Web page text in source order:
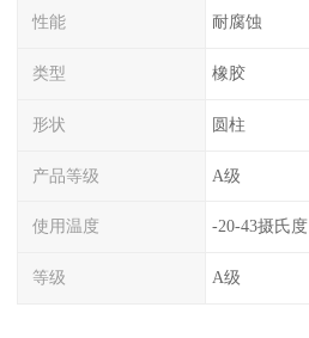
性能 耐腐蚀
类型 橡胶
形状 圆柱
产品等级 A级
使用温度 -20-43摄氏度
等级 A级